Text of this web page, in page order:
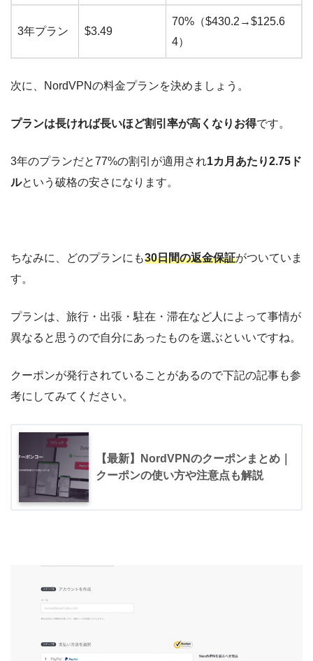
3年プラン $3.49
70%（$430.2→$125.6
4）
次に、NordVPNの料金プランを決めましょう。
プランは長ければ長いほど割引率が高くなりお得です。
3年のプランだと77%の割引が適用され1カ月あたり2.75ド
ルという破格の安さになります。
ちなみに、どのプランにも30日間の返金保証がついていま
す。
プランは、旅行・出張・駐在・滞在など人によって事情が
異なると思うので自分にあったものを選ぶといいですね。
クーポンが発行されていることがあるので下記の記事も参
考にしてみてください。
【最新】NordVPNのクーポンまとめ｜
クーポンの使い方や注意点も解説